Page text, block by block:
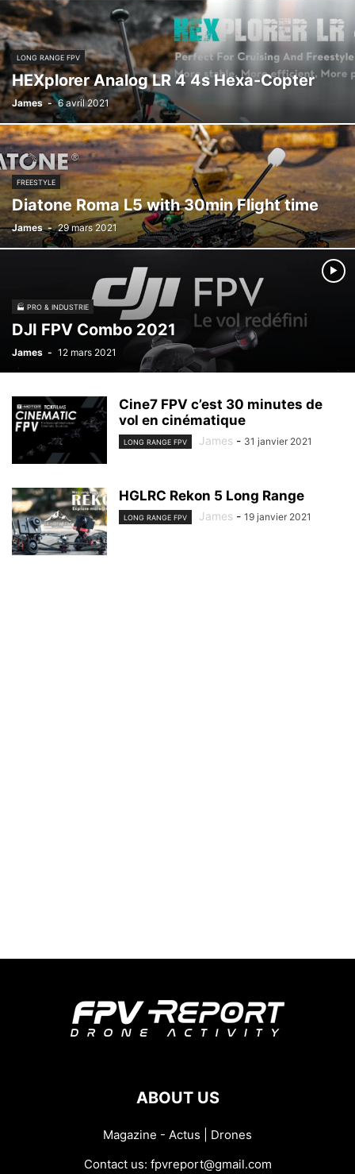
LONG RANGE FPV
HEXplorer Analog LR 4 4s Hexa-Copter
James - 6 avril 2021
FREESTYLE
Diatone Roma L5 with 30min Flight time
James - 29 mars 2021
🏭 PRO & INDUSTRIE
DJI FPV Combo 2021
James - 12 mars 2021
Cine7 FPV c’est 30 minutes de
vol en cinématique
LONG RANGE FPV James - 31 janvier 2021
HGLRC Rekon 5 Long Range
LONG RANGE FPV James - 19 janvier 2021
ABOUT US
Magazine - Actus | Drones
Contact us: fpvreport@gmail.com